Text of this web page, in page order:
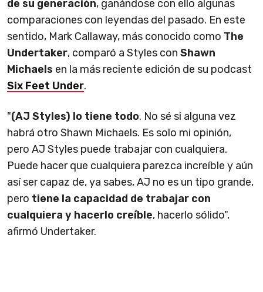
de su generación, ganándose con ello algunas
comparaciones con leyendas del pasado. En este
sentido, Mark Callaway, más conocido como The
Undertaker, comparó a Styles con Shawn
Michaels en la más reciente edición de su podcast
Six Feet Under.
"(AJ Styles) lo tiene todo. No sé si alguna vez
habrá otro Shawn Michaels. Es solo mi opinión,
pero AJ Styles puede trabajar con cualquiera.
Puede hacer que cualquiera parezca increíble y aún
así ser capaz de, ya sabes, AJ no es un tipo grande,
pero tiene la capacidad de trabajar con
cualquiera y hacerlo creíble, hacerlo sólido",
afirmó Undertaker.